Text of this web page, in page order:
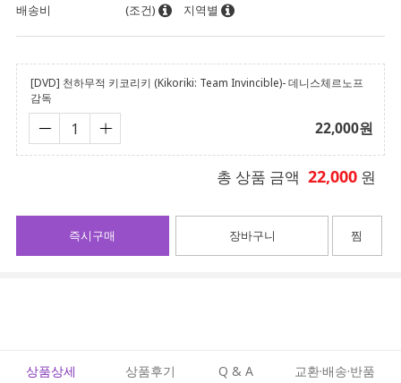
배송비
(조건) 지역별
[DVD] 천하무적 키코리키 (Kikoriki: Team Invincible)- 데니스체르노프
감독
22,000원
총 상품 금액 22,000 원
장바구니
즉시구매 찜
상품상세 상품후기 Q & A 교환·배송·반품